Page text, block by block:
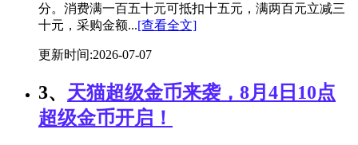
分。消费满一百五十元可抵扣十五元，满两百元立减三
十元，采购金额...[查看全文]
更新时间:2026-07-07
3、 天猫超级金币来袭，8月4日10点
超级金币开启！